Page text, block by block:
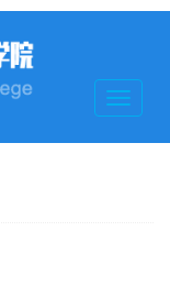
Toggle